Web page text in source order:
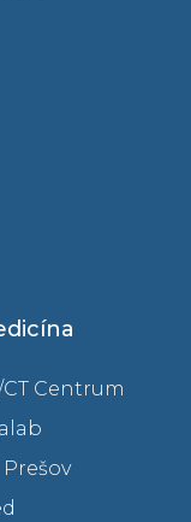
CT Centrum
Prešov